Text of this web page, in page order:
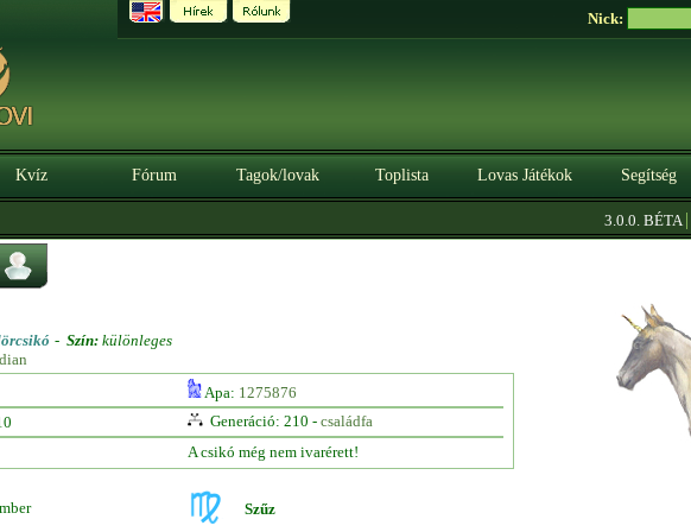
Nick:
Kvíz Fórum Tagok/lovak Toplista Lovas Játékok Segítség
3.0.0. BÉTA|
- Szín: különleges
Apa: 1275876
Generáció: 210 - családfa
A csikó még nem ivarérett!
Szűz